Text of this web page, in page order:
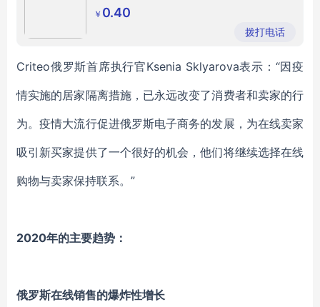
￥ 0.40
拨打电话
Criteo俄罗斯首席执行官Ksenia Sklyarova表示：“因疫
情实施的居家隔离措施，已永远改变了消费者和卖家的行
为。疫情大流行促进俄罗斯电子商务的发展，为在线卖家
吸引新买家提供了一个很好的机会，他们将继续选择在线
购物与卖家保持联系。”
2020年的主要趋势：
俄罗斯在线销售的爆炸性增长